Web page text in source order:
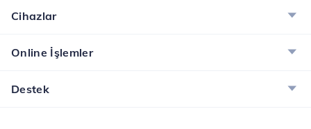
Cihazlar
Online İşlemler
Destek